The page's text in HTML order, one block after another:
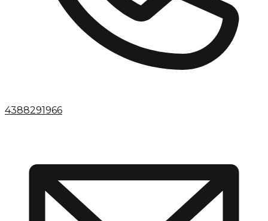
4388291966